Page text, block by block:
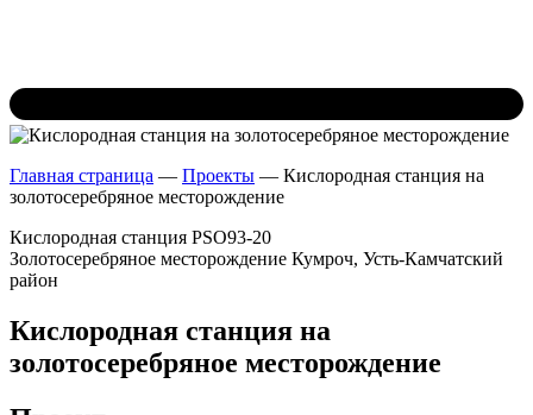
Главная страница — Проекты — Кислородная станция на
золотосеребряное месторождение
Кислородная станция PSO93-20
Золотосеребряное месторождение Кумроч, Усть-Камчатский
район
Кислородная станция на
золотосеребряное месторождение